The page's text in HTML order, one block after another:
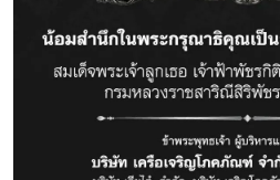
ไม่พบข้อ
อัพเดทโปรโมชั่นใหม่ๆ ก่อนใ